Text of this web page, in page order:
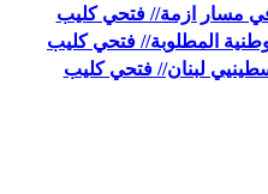
مسار ازمة// فتحي كليب
المطلوبة// فتحي كليب
لبنان// فتحي كليب